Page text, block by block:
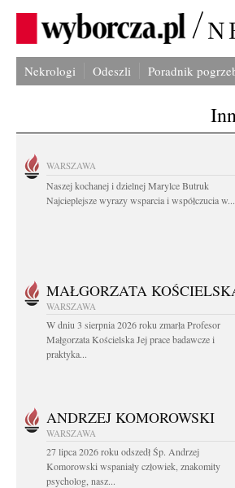
Nekrologi Odeszli Poradnik
WARSZAWA
Naszej kochanej i dzielnej Marylce Butruk
Najcieplejsze wyrazy wsparcia i współczucia w...
MAŁGORZATA
WARSZAWA
W dniu 3 sierpnia 2026 roku zmarła Profesor
Małgorzata Kościelska Jej prace badawcze i
praktyka...
ANDRZEJ KOMOROWSKI
WARSZAWA
27 lipca 2026 roku odszedł Śp. Andrzej
Komorowski wspaniały człowiek, znakomity
psycholog, nasz...